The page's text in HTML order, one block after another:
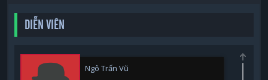
DIỄN VIÊN
Ngô Trấn Vũ